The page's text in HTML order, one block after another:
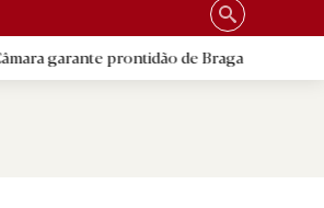
prontidão de Braga no resgate animal